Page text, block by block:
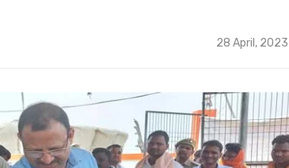
Posted
28 April, 2023